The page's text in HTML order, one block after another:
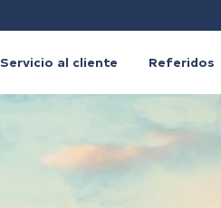
Servicio al cliente Referidos